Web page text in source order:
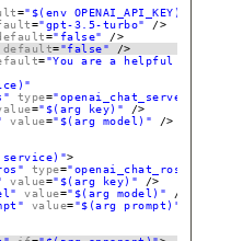
="$(env OPENAI_API_KEY)"
="gpt-3.5-turbo"
/>
="false"
/>
default="false"
/>
="You are a helpful
type="openai_chat_server.py"
="$(arg key)"
/>
value="$(arg model)"
/>
service)">
type=
value="$(arg key)"
/>
value="$(arg model)"
/>
value="$(arg prompt)"